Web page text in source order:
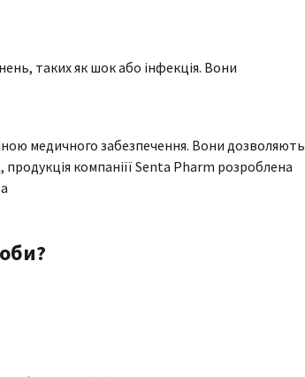
таких як шок або інфекція. Вони
медичного забезпечення. Вони дозволяють
компаніїї Senta Pharm розроблена